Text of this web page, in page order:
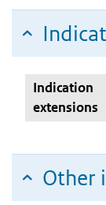
Indication
extensions
Other